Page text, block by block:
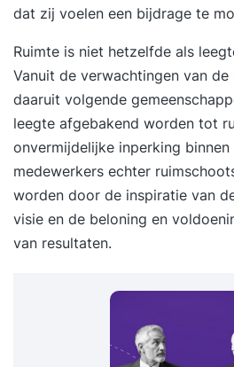
dat zij voelen een bijdrage te
Ruimte is niet hetzelfde als
Vanuit de verwachtingen van
daaruit volgende
leegte afgebakend worden tot
onvermijdelijke inperking
medewerkers echter
worden door de inspiratie van
visie en de beloning en
van resultaten.